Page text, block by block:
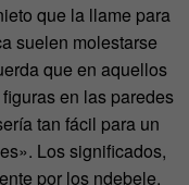
que la llame para
suelen molestarse
que en aquellos
en las paredes
tan fácil para un
Los significados,
por los ndebele.